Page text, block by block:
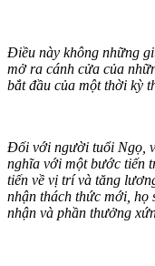
Điều này không những
mở ra cánh cửa của
bắt đầu của một thời kỳ
Đối với người tuổi Ngọ,
nghĩa với một bước tiến
tiến về vị trí và tăng
nhận thách thức mới, họ
nhận và phần thưởng